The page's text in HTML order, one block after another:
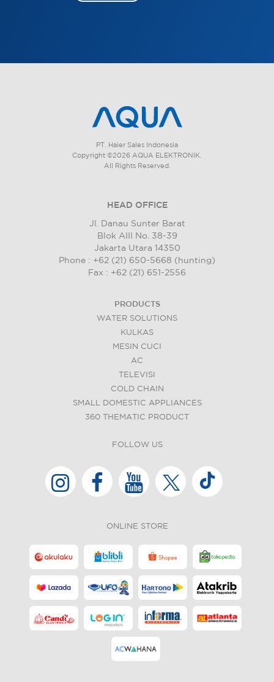
PT. Haier Sales Indonesia
Copyright ©2026 AQUA ELEKTRONIK.
All Rights Reserved.
HEAD OFFICE
Jl. Danau Sunter Barat
Blok AIII No. 38-39
Jakarta Utara 14350
Phone : +62 (21) 650-5668 (hunting)
Fax : +62 (21) 651-2556
PRODUCTS
WATER SOLUTIONS
KULKAS
MESIN CUCI
AC
TELEVISI
COLD CHAIN
SMALL DOMESTIC APPLIANCES
360 THEMATIC PRODUCT
FOLLOW US
ONLINE STORE